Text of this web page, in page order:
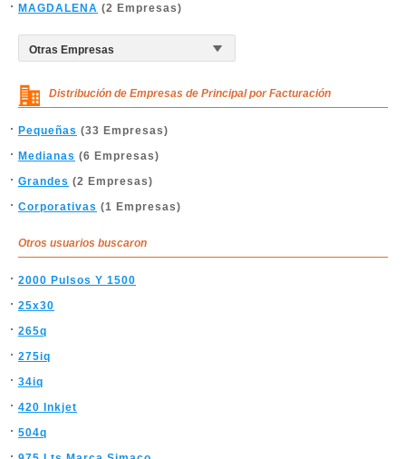
MAGDALENA (2 Empresas)
Distribución de Empresas de Principal por Facturación
Pequeñas (33 Empresas)
Medianas (6 Empresas)
Grandes (2 Empresas)
Corporativas (1 Empresas)
Otros usuarios buscaron
2000 Pulsos Y 1500
25x30
265q
275iq
34iq
420 Inkjet
504q